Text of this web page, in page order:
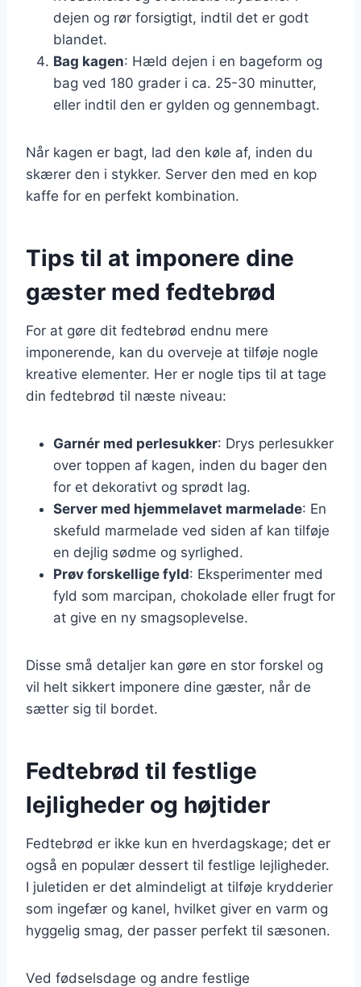
dejen og rør forsigtigt, indtil det er godt
blandet.
Bag kagen: Hæld dejen i en bageform og
bag ved 180 grader i ca. 25-30 minutter,
eller indtil den er gylden og gennembagt.
Når kagen er bagt, lad den køle af, inden du
skærer den i stykker. Server den med en kop
kaffe for en perfekt kombination.
Tips til at imponere dine
gæster med fedtebrød
For at gøre dit fedtebrød endnu mere
imponerende, kan du overveje at tilføje nogle
kreative elementer. Her er nogle tips til at tage
din fedtebrød til næste niveau:
Garnér med perlesukker: Drys perlesukker
over toppen af kagen, inden du bager den
for et dekorativt og sprødt lag.
Server med hjemmelavet marmelade: En
skefuld marmelade ved siden af kan tilføje
en dejlig sødme og syrlighed.
Prøv forskellige fyld: Eksperimenter med
fyld som marcipan, chokolade eller frugt for
at give en ny smagsoplevelse.
Disse små detaljer kan gøre en stor forskel og
vil helt sikkert imponere dine gæster, når de
sætter sig til bordet.
Fedtebrød til festlige
lejligheder og højtider
Fedtebrød er ikke kun en hverdagskage; det er
også en populær dessert til festlige lejligheder.
I juletiden er det almindeligt at tilføje krydderier
som ingefær og kanel, hvilket giver en varm og
hyggelig smag, der passer perfekt til sæsonen.
Ved fødselsdage og andre festlige